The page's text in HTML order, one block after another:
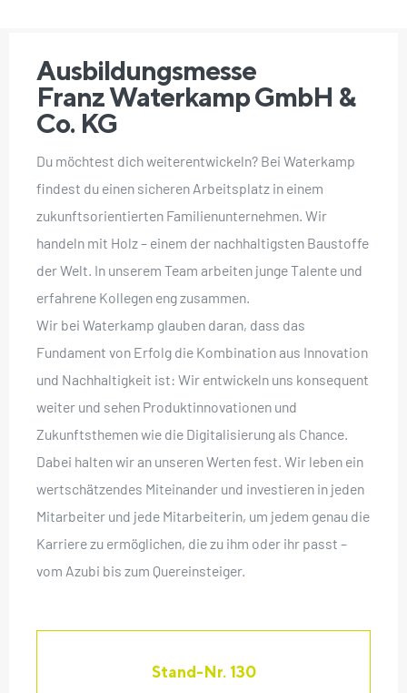
Ausbildungsmesse
Franz Waterkamp GmbH &
Co. KG
Du möchtest dich weiterentwickeln? Bei Waterkamp
findest du einen sicheren Arbeitsplatz in einem
zukunftsorientierten Familienunternehmen. Wir
handeln mit Holz – einem der nachhaltigsten Baustoffe
der Welt. In unserem Team arbeiten junge Talente und
erfahrene Kollegen eng zusammen.
Wir bei Waterkamp glauben daran, dass das
Fundament von Erfolg die Kombination aus Innovation
und Nachhaltigkeit ist: Wir entwickeln uns konsequent
weiter und sehen Produktinnovationen und
Zukunftsthemen wie die Digitalisierung als Chance.
Dabei halten wir an unseren Werten fest. Wir leben ein
wertschätzendes Miteinander und investieren in jeden
Mitarbeiter und jede Mitarbeiterin, um jedem genau die
Karriere zu ermöglichen, die zu ihm oder ihr passt –
vom Azubi bis zum Quereinsteiger.
Stand-Nr. 130